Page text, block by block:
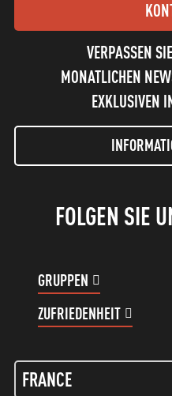
VERPASSEN
MONATLICHEN
EXKLUSIVEN
FOLGEN SIE
GRUPPEN
ZUFRIEDENHEIT